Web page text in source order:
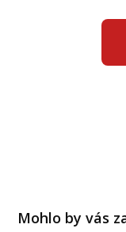
Mohlo by vás